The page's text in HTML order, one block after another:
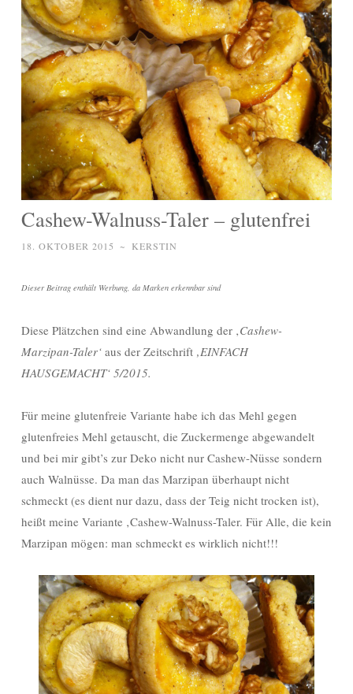
Cashew-Walnuss-Taler – glutenfrei
18. OKTOBER 2015 ~ KERSTIN
Dieser Beitrag enthält Werbung, da Marken erkennbar sind
Diese Plätzchen sind eine Abwandlung der ‚Cashew-
Marzipan-Taler‘ aus der Zeitschrift ‚EINFACH
HAUSGEMACHT‘ 5/2015.
Für meine glutenfreie Variante habe ich das Mehl gegen
glutenfreies Mehl getauscht, die Zuckermenge abgewandelt
und bei mir gibt’s zur Deko nicht nur Cashew-Nüsse sondern
auch Walnüsse. Da man das Marzipan überhaupt nicht
schmeckt (es dient nur dazu, dass der Teig nicht trocken ist),
heißt meine Variante ‚Cashew-Walnuss-Taler. Für Alle, die kein
Marzipan mögen: man schmeckt es wirklich nicht!!!